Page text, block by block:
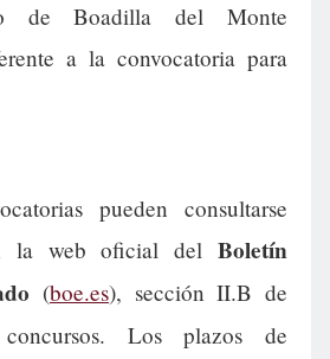
de Boadilla del Monte
a la convocatoria para
pueden consultarse
la web oficial del Boletín
(boe.es), sección II.B de
Los plazos de